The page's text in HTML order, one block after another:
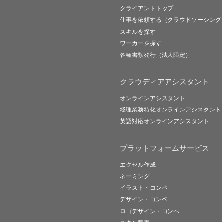
クライアントトップ
仕事を依頼する（クラウドソーシング
スキルを探す
ワーカーを探す
各種書類発行（法人限定）
クラウディアアシスタント
オンラインアシスタント
経理業務特化オンラインアシスタント
英語対応オンラインアシスタント
プラットフォームサービス
エクセル作成
ネーミング
イラスト・コンペ
デザイン・コンペ
ロゴデザイン・コンペ